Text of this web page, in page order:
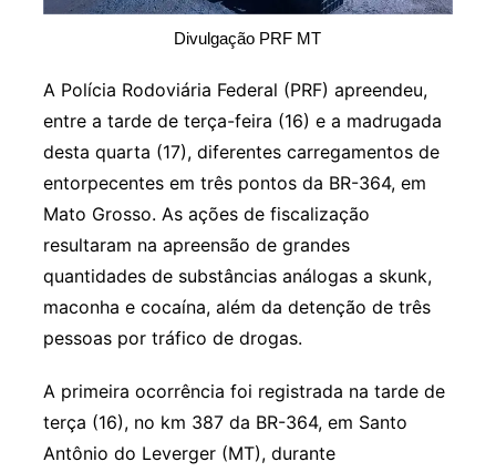
Divulgação PRF MT
A Polícia Rodoviária Federal (PRF) apreendeu,
entre a tarde de terça-feira (16) e a madrugada
desta quarta (17), diferentes carregamentos de
entorpecentes em três pontos da BR-364, em
Mato Grosso. As ações de fiscalização
resultaram na apreensão de grandes
quantidades de substâncias análogas a skunk,
maconha e cocaína, além da detenção de três
pessoas por tráfico de drogas.
A primeira ocorrência foi registrada na tarde de
terça (16), no km 387 da BR-364, em Santo
Antônio do Leverger (MT), durante